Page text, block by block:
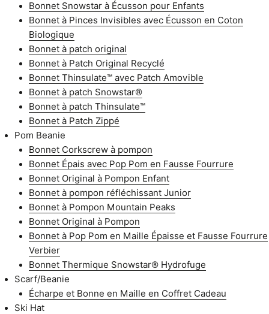
Bonnet Snowstar à Écusson pour Enfants
Bonnet à Pinces Invisibles avec Écusson en Coton
Biologique
Bonnet à patch original
Bonnet à Patch Original Recyclé
Bonnet Thinsulate™ avec Patch Amovible
Bonnet à patch Snowstar®
Bonnet à patch Thinsulate™
Bonnet à Patch Zippé
Pom Beanie
Bonnet Corkscrew à pompon
Bonnet Épais avec Pop Pom en Fausse Fourrure
Bonnet Original à Pompon Enfant
Bonnet à pompon réfléchissant Junior
Bonnet à Pompon Mountain Peaks
Bonnet Original à Pompon
Bonnet à Pop Pom en Maille Épaisse et Fausse Fourrure
Verbier
Bonnet Thermique Snowstar® Hydrofuge
Scarf/Beanie
Écharpe et Bonne en Maille en Coffret Cadeau
Ski Hat